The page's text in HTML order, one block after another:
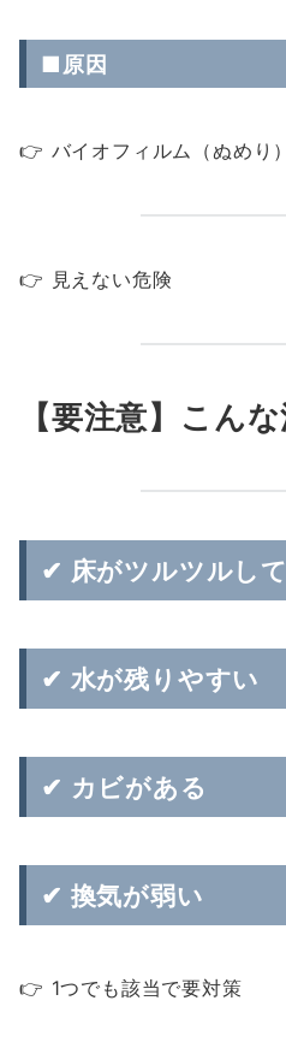
■原因
👉 バイオフィルム（ぬめり）
👉 見えない危険
【要注意】こん
✔ 床がツルツルし
✔ 水が残りやすい
✔ カビがある
✔ 換気が弱い
👉 1つでも該当で要対策